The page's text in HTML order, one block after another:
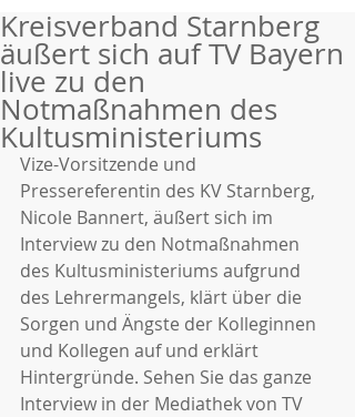
Kreisverband Starnberg
äußert sich auf TV Bayern
live zu den
Notmaßnahmen des
Kultusministeriums
Vize-Vorsitzende und
Pressereferentin des KV Starnberg,
Nicole Bannert, äußert sich im
Interview zu den Notmaßnahmen
des Kultusministeriums aufgrund
des Lehrermangels, klärt über die
Sorgen und Ängste der Kolleginnen
und Kollegen auf und erklärt
Hintergründe. Sehen Sie das ganze
Interview in der Mediathek von TV